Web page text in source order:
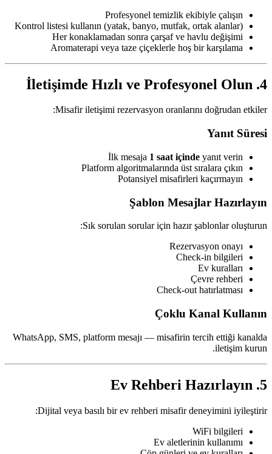
Profesyonel temizlik ekibiyle çalışın
Kontrol listesi kullanın (yatak, banyo, mutfak, ortak alanlar)
Her konaklamadan sonra çarşaf ve havlu değişimi
Aromaterapi veya taze çiçeklerle hoş bir karşılama
4. İletişimde Hızlı ve Profesyonel Olun
Misafir iletişimi rezervasyon oranlarını doğrudan etkiler:
Yanıt Süresi
İlk mesaja 1 saat içinde yanıt verin
Platform algoritmalarında üst sıralara çıkın
Potansiyel misafirleri kaçırmayın
Şablon Mesajlar Hazırlayın
Sık sorulan sorular için hazır şablonlar oluşturun:
Rezervasyon onayı
Check-in bilgileri
Ev kuralları
Çevre rehberi
Check-out hatırlatması
Çoklu Kanal Kullanın
WhatsApp, SMS, platform mesajı — misafirin tercih ettiği kanalda
iletişim kurun.
5. Ev Rehberi Hazırlayın
Dijital veya basılı bir ev rehberi misafir deneyimini iyileştirir:
WiFi bilgileri
Ev aletlerinin kullanımı